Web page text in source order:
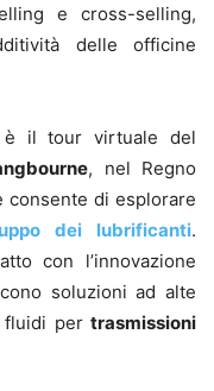
e cross-selling,
delle officine
è il tour virtuale del
, nel Regno
consente di esplorare
dei lubrificanti.
con l’innovazione
soluzioni ad alte
per trasmissioni